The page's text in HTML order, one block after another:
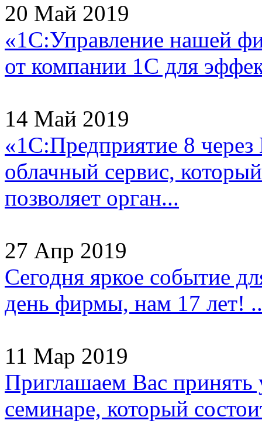
20 Май 2019
«1С:Управление нашей
от компании 1С для
14 Май 2019
«1С:Предприятие 8
облачный сервис, который
позволяет орган...
27 Апр 2019
Сегодня яркое событие
день фирмы, нам 17 лет!
11 Мар 2019
Приглашаем Вас принять
семинаре, который